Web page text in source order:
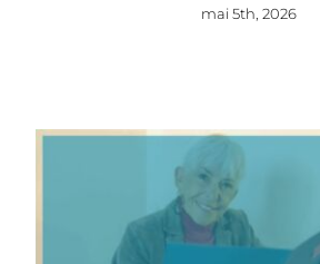
mai 5th, 2026